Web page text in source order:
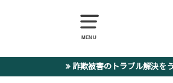
MENU
詐欺被害のトラブル解決